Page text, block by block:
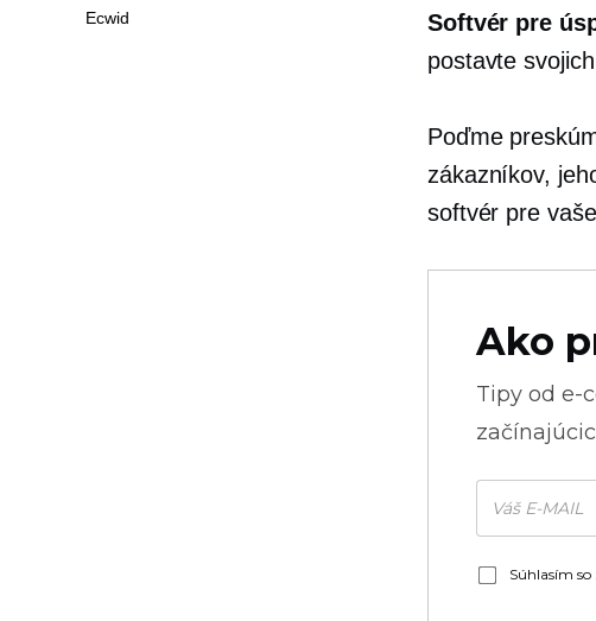
Softvér pre
postavte
Poďme
zákazníkov,
softvér pre
Ako
Tipy od e-
Súhlasím
Ecwid